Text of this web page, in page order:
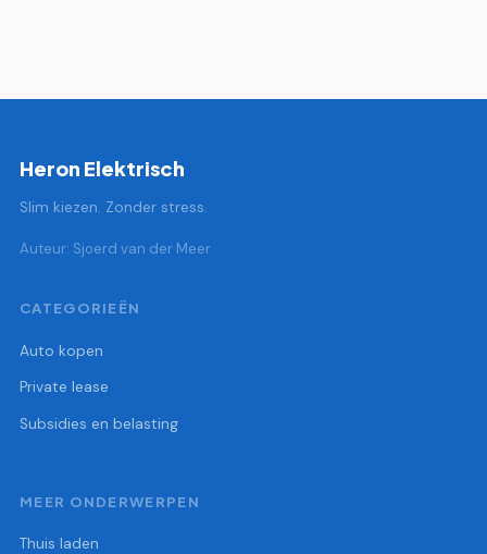
Heron Elektrisch
Slim kiezen. Zonder stress.
Auteur: Sjoerd van der Meer
CATEGORIEËN
Auto kopen
Private lease
Subsidies en belasting
MEER ONDERWERPEN
Thuis laden